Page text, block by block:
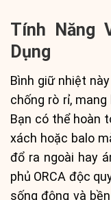
Tính Năng
Dụng
Bình giữ nhiệt
chống rò rỉ,
Bạn có thể hoàn
xách hoặc balo
đổ ra ngoài hay
phủ ORCA độc
sống động và